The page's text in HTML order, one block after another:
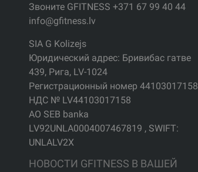
Звоните GFITNESS +371 67 99 40 44
info@gfitness.lv
SIA G Kolizejs
Юридический адрес: Бривибас гатве
439, Рига, LV-1024
Регистрационный номер 44103017158
НДС № LV44103017158
АО SEB banka
LV92UNLA0004007467819 , SWIFT:
UNLALV2X
НОВОСТИ GFITNESS В ВАШЕЙ